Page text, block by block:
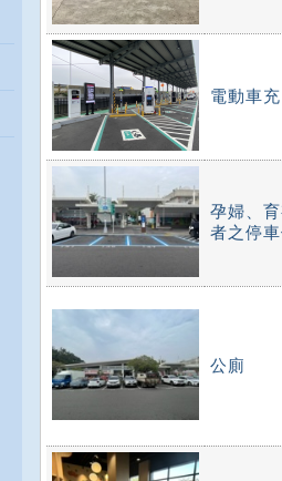
電動車
孕婦、
者之停
公廁